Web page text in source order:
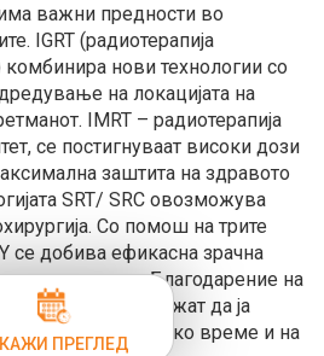
важни предности во
IGRT (радиотерапија
нови технологии со
на локацијата на
IMRT – радиотерапија
се постигнуваат високи дози
заштита на здравото
SRT/ SRC овозможува
Со помош на трите
се добива ефикасна зрачна
мали димензии. Благодарение на
специјалистите можат да ја
за многу пократко време и на
ПРЕГЛЕД